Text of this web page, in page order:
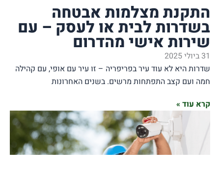
מצלמות אבטחה
לבית או לעסק – עם
אישי מהדרום
לא עוד עיר בפריפריה – זו עיר עם אופי, עם קהילה
התפתחות מרשים. בשנים האחרונות